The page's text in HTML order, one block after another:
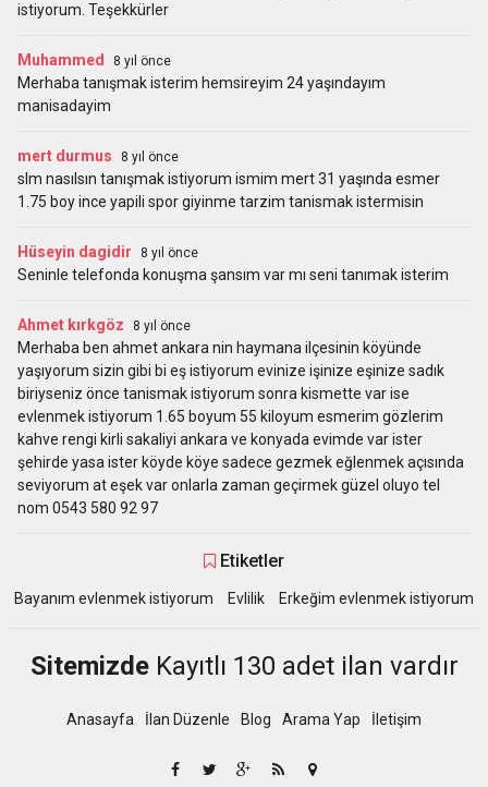
istiyorum. Teşekkürler
Muhammed 8 yıl önce
Merhaba tanışmak isterim hemsireyim 24 yaşındayım
manisadayim
mert durmus 8 yıl önce
slm nasılsın tanışmak istiyorum ismim mert 31 yaşında esmer
1.75 boy ince yapili spor giyinme tarzim tanismak istermisin
Hüseyin dagidir 8 yıl önce
Seninle telefonda konuşma şansım var mı seni tanımak isterim
Ahmet kırkgöz 8 yıl önce
Merhaba ben ahmet ankara nin haymana ilçesinin köyünde
yaşıyorum sizin gibi bi eş istiyorum evinize işinize eşinize sadık
biriyseniz önce tanismak istiyorum sonra kismette var ise
evlenmek istiyorum 1.65 boyum 55 kiloyum esmerim gözlerim
kahve rengi kirli sakaliyi ankara ve konyada evimde var ister
şehirde yasa ister köyde köye sadece gezmek eğlenmek açısında
seviyorum at eşek var onlarla zaman geçirmek güzel oluyo tel
nom 0543 580 92 97
Etiketler
Bayanım evlenmek istiyorum Evlilik Erkeğim evlenmek istiyorum
SitemizdeKayıtlı 130 adet ilan vardır
Anasayfa İlan Düzenle Blog Arama Yap İletişim